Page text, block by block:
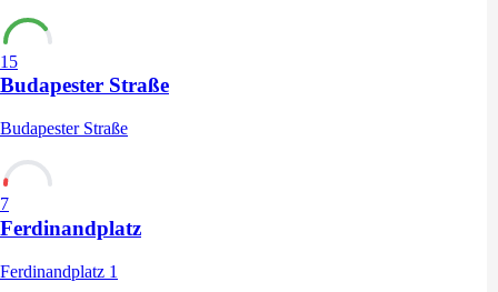
15
Budapester Straße
Budapester Straße
7
Ferdinandplatz
Ferdinandplatz 1